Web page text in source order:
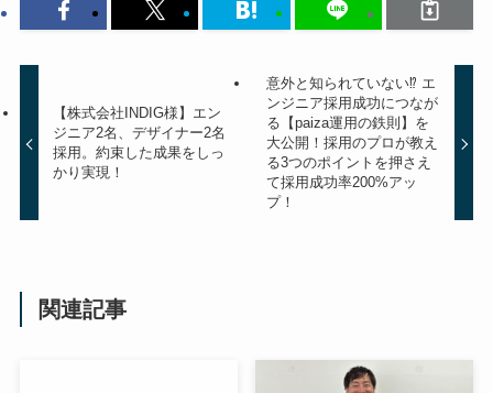
【株式会社INDIG様】エン
ジニア2名、デザイナー2名
採用。約束した成果をしっ
かり実現！
意外と知られていない⁉︎ エ
ンジニア採用成功につなが
る【paiza運用の鉄則】を
大公開！採用のプロが教え
る3つのポイントを押さえ
て採用成功率200%アッ
プ！
関連記事